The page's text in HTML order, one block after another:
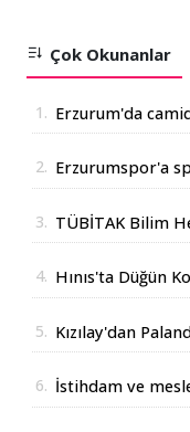
Çok Okunanlar
1. Erzurum'da
2. Erzurumspor'a
3. TÜBİTAK Bilim
4. Hınıs'ta Düğün
5. Kızılay'dan
6. İstihdam ve